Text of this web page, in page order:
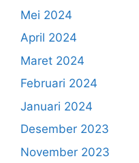
Mei 2024
April 2024
Maret 2024
Februari 2024
Januari 2024
Desember 2023
November 2023